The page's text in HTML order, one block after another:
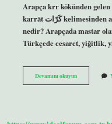
Arapça krr kökünden
karrāt كَرّات kelimesinden alınmış bir alıntıdır. Şecaat Osmanlıca
nedir? Arapçada mastar
Türkçede cesaret, yiğitlik,
Devamını okuyunKıraet
Ne